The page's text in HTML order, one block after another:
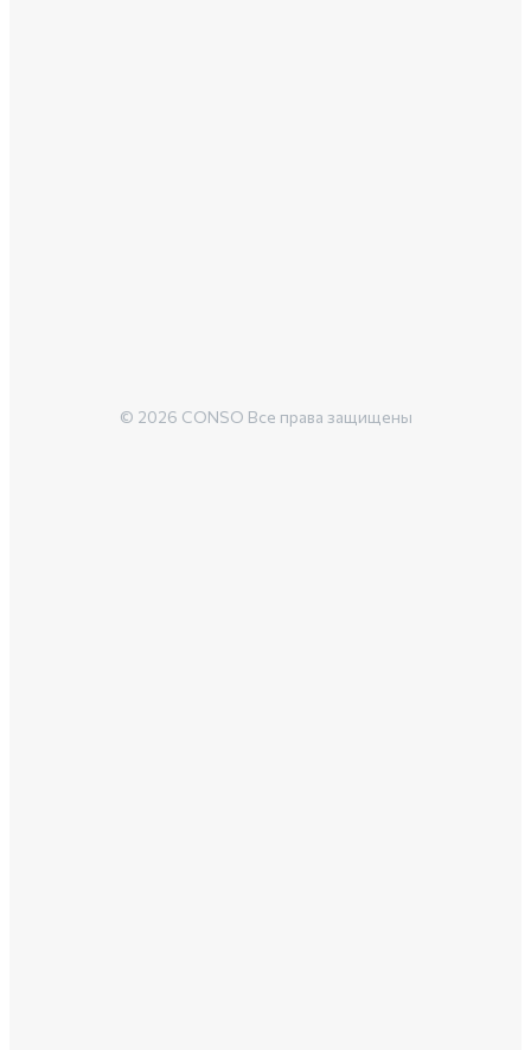
© 2026 CONSO Все права защищены